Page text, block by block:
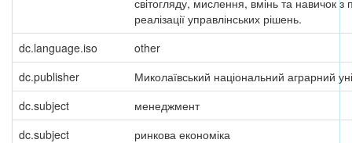
світогляду, мислення, вмінь та навичок з
реалізації управлінських рішень.
dc.language.iso
other
dc.publisher
Миколаївський національний аграрний
dc.subject
менеджмент
dc.subject
ринкова економіка